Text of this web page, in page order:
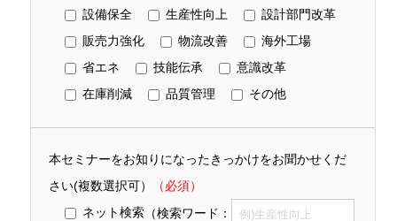
設備保全 生産性向上
設計部門改革
販売力強化
物流改善
海外工場
省エネ
技能伝承
意識改革
在庫削減
品質管理 その他
本セミナーをお知りになったきっかけをお聞かせくだ
さい(複数選択可）
（必須）
ネット検索 （検索ワード：